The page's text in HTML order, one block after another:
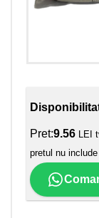
Pret:9.56 LEI
pretul nu